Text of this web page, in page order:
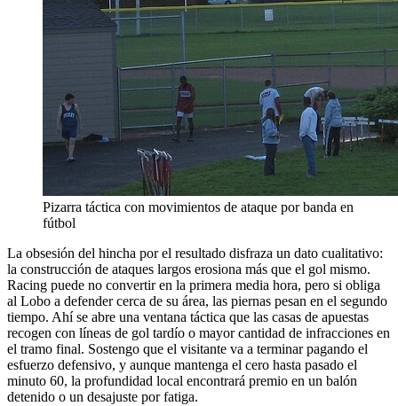
Pizarra táctica con movimientos de ataque por banda en
fútbol
La obsesión del hincha por el resultado disfraza un dato cualitativo:
la construcción de ataques largos erosiona más que el gol mismo.
Racing puede no convertir en la primera media hora, pero si obliga
al Lobo a defender cerca de su área, las piernas pesan en el segundo
tiempo. Ahí se abre una ventana táctica que las casas de apuestas
recogen con líneas de gol tardío o mayor cantidad de infracciones en
el tramo final. Sostengo que el visitante va a terminar pagando el
esfuerzo defensivo, y aunque mantenga el cero hasta pasado el
minuto 60, la profundidad local encontrará premio en un balón
detenido o un desajuste por fatiga.